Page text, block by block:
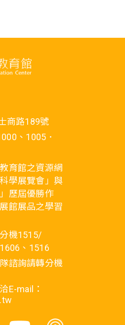
商路189號
、1005．
育館之資源網
學展覽會」與
歷屆優勝作
館展品之學習
機1515/
、1516
諮詢請轉分機
E-mail：